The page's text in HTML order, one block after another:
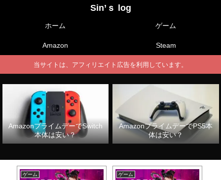
Sin’ｓ log
ホーム ゲーム
Amazon Steam
当サイトは、アフィリエイト広告を利用しています。
AmazonプライムデーでSwitch
本体は安い？
AmazonプライムデーでPS5本
体は安い？
ゲーム ゲーム